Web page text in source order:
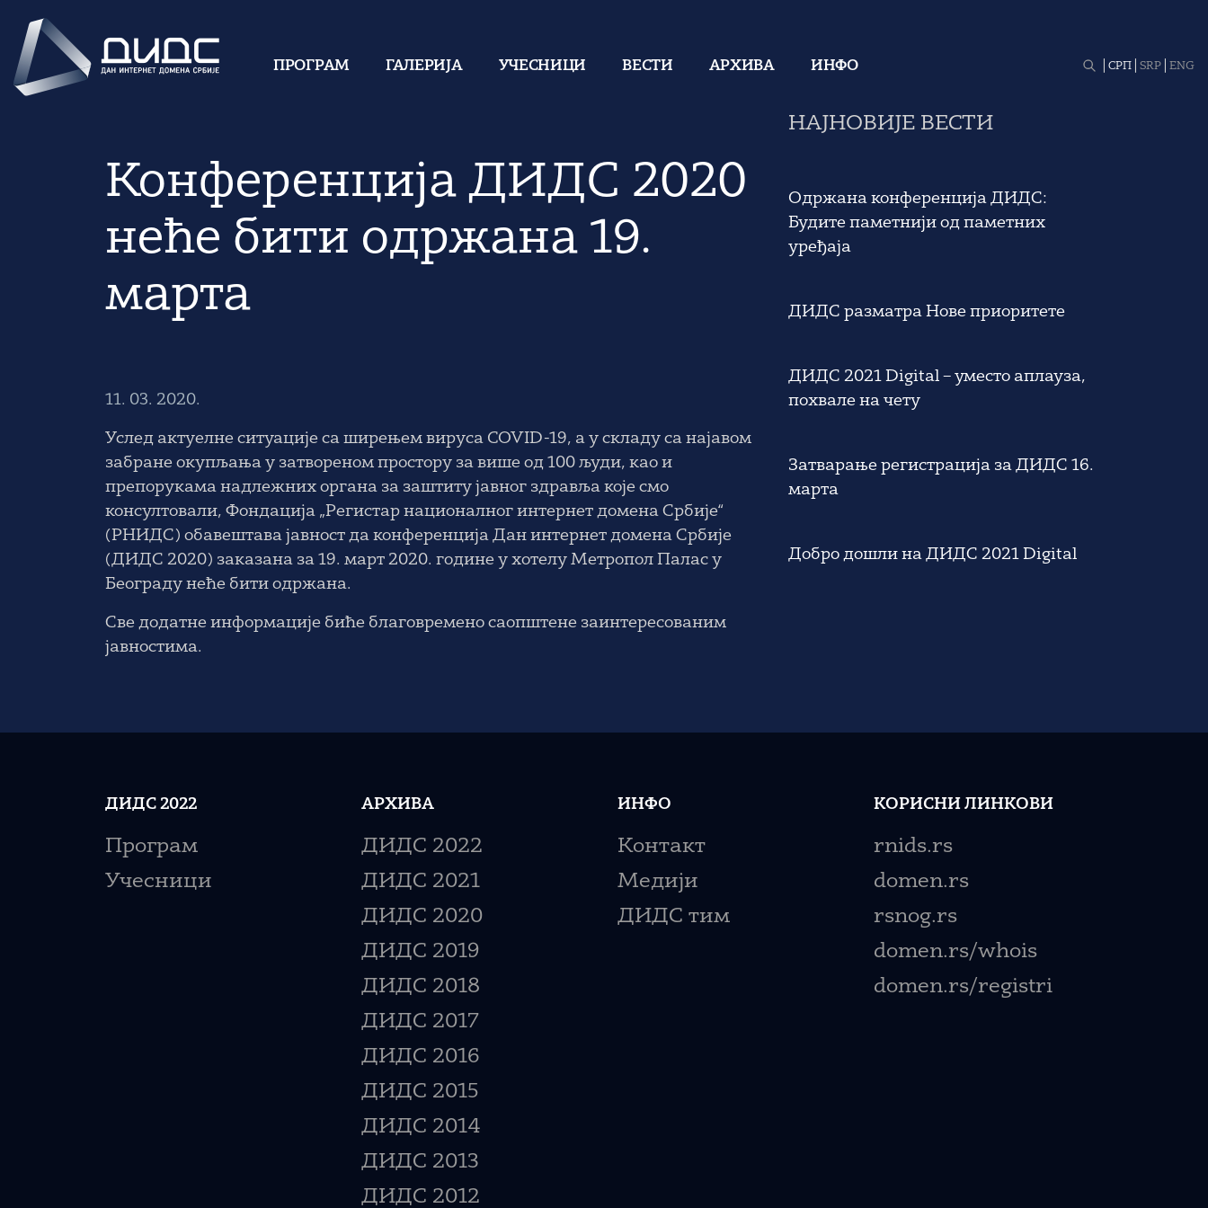
ПРОГРАМ ГАЛЕРИЈА УЧЕСНИЦИ ВЕСТИ АРХИВА ИНФО СРП SRP ENG
Конференција ДИДС 2020
неће бити одржана 19.
марта
11. 03. 2020.
Услед актуелне ситуације са ширењем вируса COVID-19, a у складу са најавом
забране окупљања у затвореном простору за више од 100 људи, као и
препорукама надлежних органа за заштиту јавног здравља које смо
консултовали, Фондација „Регистар националног интернет домена Србије“
(РНИДС) обавештава јавност да конференција Дан интернет домена Србије
(ДИДС 2020) заказана за 19. март 2020. године у хотелу Метропол Палас у
Београду неће бити одржана.
Све додатне информације биће благовремено саопштене заинтересованим
јавностима.
НАЈНОВИЈЕ ВЕСТИ
Одржана конференција ДИДС:
Будите паметнији од паметних
уређаја
ДИДС разматра Нове приоритете
ДИДС 2021 Digital – уместо аплауза,
похвале на чету
Затварање регистрација за ДИДС 16.
марта
Добро дошли на ДИДС 2021 Digital
ДИДС 2022
Програм
Учесници
АРХИВА
ДИДС 2022
ДИДС 2021
ДИДС 2020
ДИДС 2019
ДИДС 2018
ДИДС 2017
ДИДС 2016
ДИДС 2015
ДИДС 2014
ДИДС 2013
ДИДС 2012
ИНФО
Контакт
Медији
ДИДС тим
КОРИСНИ ЛИНКОВИ
rnids.rs
domen.rs
rsnog.rs
domen.rs/whois
domen.rs/registri